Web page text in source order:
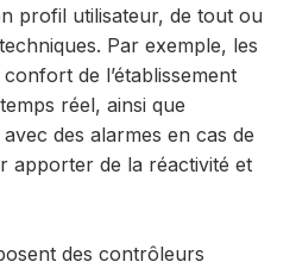
profil utilisateur, de tout ou
Par exemple, les
de l’établissement
réel, ainsi que
avec des alarmes en cas de
apporter de la réactivité et
des contrôleurs